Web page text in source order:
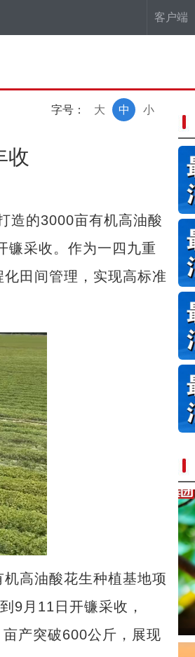
客户端
字号： 小
中
大
收
的3000亩有机高油酸
镰采收。作为一四九重
田间管理，实现高标准
高油酸花生种植基地项
9月11日开镰采收，
产突破600公斤，展现